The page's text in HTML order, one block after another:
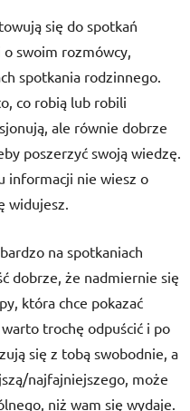
się do spotkań
swoim rozmówcy,
spotkania rodzinnego.
co robią lub robili
ale równie dobrze
poszerzyć swoją wiedzę.
informacji nie wiesz o
widujesz.
na spotkaniach
dobrze, że nadmiernie się
która chce pokazać
trochę odpuścić i po
się z tobą swobodnie, a
najfajniejszego, może
niż wam się wydaje.